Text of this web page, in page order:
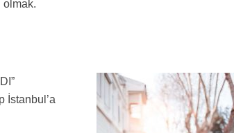
olmak.
İstanbul’a